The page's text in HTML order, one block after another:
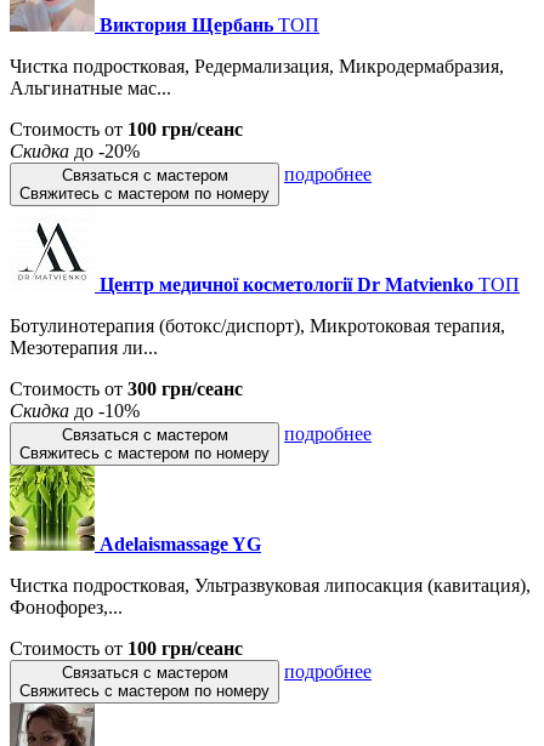
Виктория Щербань ТОП
Чистка подростковая, Редермализация, Микродермабразия,
Альгинатные мас...
Стоимость от 100 грн/сеанс
Скидка до -20%
Связаться с мастером
Свяжитесь с мастером по номеру
подробнее
Центр медичної косметології Dr Matvienko ТОП
Ботулинотерапия (ботокс/диспорт), Микротоковая терапия,
Мезотерапия ли...
Стоимость от 300 грн/сеанс
Скидка до -10%
Связаться с мастером
Свяжитесь с мастером по номеру
подробнее
Adelaismassage YG
Чистка подростковая, Ультразвуковая липосакция (кавитация),
Фонофорез,...
Стоимость от 100 грн/сеанс
Связаться с мастером
Свяжитесь с мастером по номеру
подробнее